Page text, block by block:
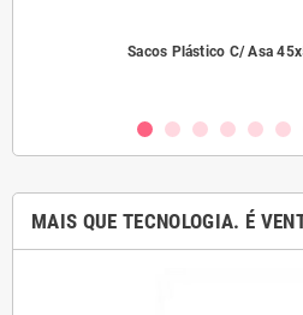
Sacos Plástico C/ Asa
MAIS QUE TECNOLOGIA. É